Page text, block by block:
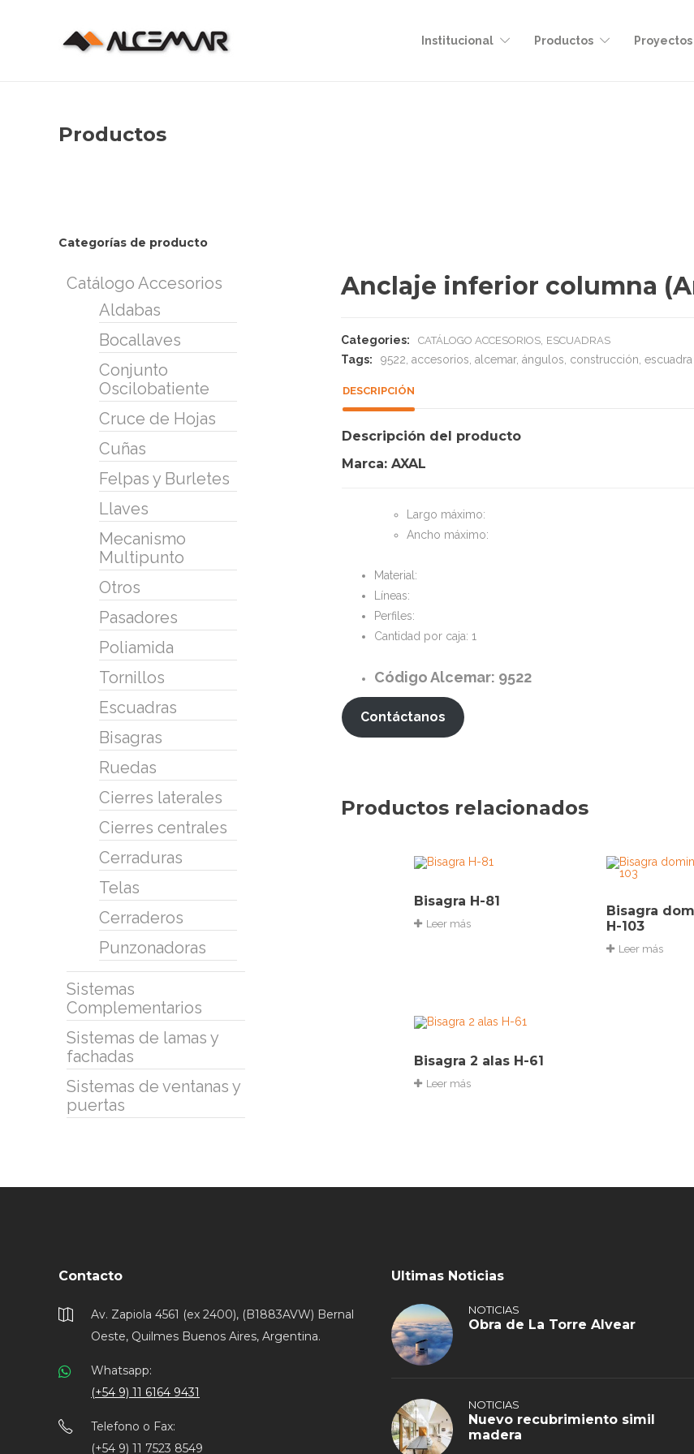
Institucional Productos Proyectos
Productos
Anclaje inferior columna
Categories: CATÁLOGO ACCESORIOS ESCUADRAS
Tags: 9522 accesorios alcemar, ángulos construcción escuadra
DESCRIPCIÓN
Descripción del producto
Marca: AXAL
Largo máximo:
Ancho máximo:
Material:
Líneas:
Perfiles:
Cantidad por caja: 1
Código Alcemar: 9522
Contáctanos
Productos relacionados
Bisagra H-81
Leer más
Bisagra
H-103
Leer más
Bisagra 2 alas H-61
Leer más
Categorías de producto
Catálogo Accesorios
Aldabas
Bocallaves
Conjunto
Oscilobatiente
Cruce de Hojas
Cuñas
Felpas y Burletes
Llaves
Mecanismo
Multipunto
Otros
Pasadores
Poliamida
Tornillos
Escuadras
Bisagras
Ruedas
Cierres laterales
Cierres centrales
Cerraduras
Telas
Cerraderos
Punzonadoras
Sistemas
Complementarios
Sistemas de lamas y
fachadas
Sistemas de ventanas y
puertas
Contacto
Av. Zapiola 4561 (ex 2400), (B1883AVW) Bernal
Oeste, Quilmes Buenos Aires, Argentina.
Whatsapp:
(+54 9) 11 6164 9431
Telefono o Fax:
(+54 9) 11 7523 8549
Ultimas Noticias
NOTICIAS
Obra de La Torre Alvear
NOTICIAS
Nuevo recubrimiento simil
madera